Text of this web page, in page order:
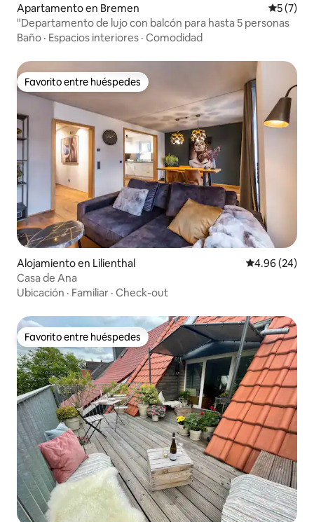
Apartamento en Bremen
5 (7)
"Departamento de lujo con balcón para hasta 5 personas
Baño · Espacios interiores · Comodidad
Favorito entre huéspedes
Favorito entre huéspedes
Alojamiento en Lilienthal Calificación
4.96 (24)
Casa de Ana
Ubicación · Familiar · Check-out
Favorito entre huéspedes
Favorito entre huéspedes